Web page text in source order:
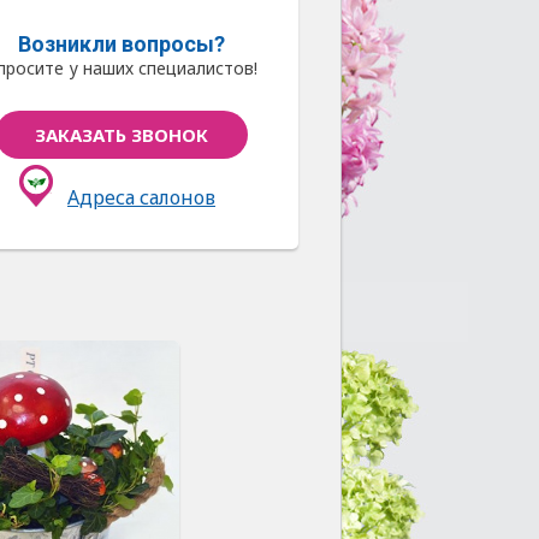
Возникли вопросы?
у наших специалистов!
ЗАКАЗАТЬ ЗВОНОК
Адреса салонов